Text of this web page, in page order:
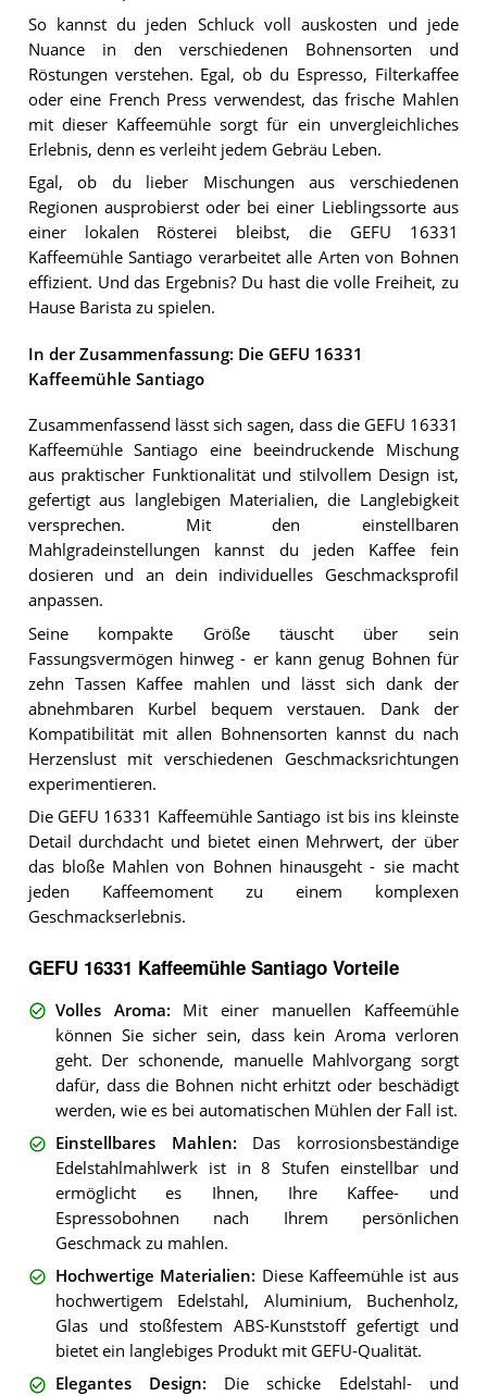
So kannst du jeden Schluck voll auskosten und jede
Nuance in den verschiedenen Bohnensorten und
Röstungen verstehen. Egal, ob du Espresso, Filterkaffee
oder eine French Press verwendest, das frische Mahlen
mit dieser Kaffeemühle sorgt für ein unvergleichliches
Erlebnis, denn es verleiht jedem Gebräu Leben.
Egal, ob du lieber Mischungen aus verschiedenen
Regionen ausprobierst oder bei einer Lieblingssorte aus
einer lokalen Rösterei bleibst, die GEFU 16331
Kaffeemühle Santiago verarbeitet alle Arten von Bohnen
effizient. Und das Ergebnis? Du hast die volle Freiheit, zu
Hause Barista zu spielen.
In der Zusammenfassung: Die GEFU 16331
Kaffeemühle Santiago
Zusammenfassend lässt sich sagen, dass die GEFU 16331
Kaffeemühle Santiago eine beeindruckende Mischung
aus praktischer Funktionalität und stilvollem Design ist,
gefertigt aus langlebigen Materialien, die Langlebigkeit
versprechen. Mit den einstellbaren
Mahlgradeinstellungen kannst du jeden Kaffee fein
dosieren und an dein individuelles Geschmacksprofil
anpassen.
Seine kompakte Größe täuscht über sein
Fassungsvermögen hinweg - er kann genug Bohnen für
zehn Tassen Kaffee mahlen und lässt sich dank der
abnehmbaren Kurbel bequem verstauen. Dank der
Kompatibilität mit allen Bohnensorten kannst du nach
Herzenslust mit verschiedenen Geschmacksrichtungen
experimentieren.
Die GEFU 16331 Kaffeemühle Santiago ist bis ins kleinste
Detail durchdacht und bietet einen Mehrwert, der über
das bloße Mahlen von Bohnen hinausgeht - sie macht
jeden Kaffeemoment zu einem komplexen
Geschmackserlebnis.
GEFU 16331 Kaffeemühle Santiago Vorteile
Volles Aroma: Mit einer manuellen Kaffeemühle
können Sie sicher sein, dass kein Aroma verloren
geht. Der schonende, manuelle Mahlvorgang sorgt
dafür, dass die Bohnen nicht erhitzt oder beschädigt
werden, wie es bei automatischen Mühlen der Fall ist.
Einstellbares Mahlen: Das korrosionsbeständige
Edelstahlmahlwerk ist in 8 Stufen einstellbar und
ermöglicht es Ihnen, Ihre Kaffee- und
Espressobohnen nach Ihrem persönlichen
Geschmack zu mahlen.
Hochwertige Materialien: Diese Kaffeemühle ist aus
hochwertigem Edelstahl, Aluminium, Buchenholz,
Glas und stoßfestem ABS-Kunststoff gefertigt und
bietet ein langlebiges Produkt mit GEFU-Qualität.
Elegantes Design: Die schicke Edelstahl- und